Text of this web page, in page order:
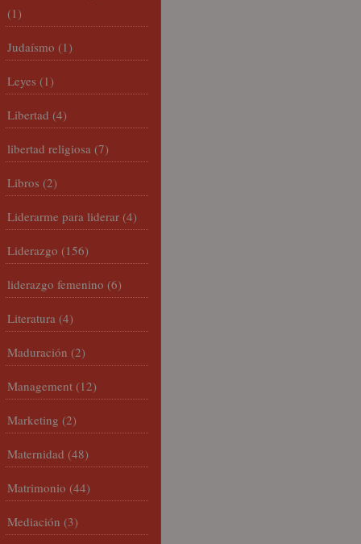
(1)
Judaísmo (1)
Leyes (1)
Libertad (4)
libertad religiosa (7)
Libros (2)
Liderarme para liderar (4)
Liderazgo (156)
liderazgo femenino (6)
Literatura (4)
Maduración (2)
Management (12)
Marketing (2)
Maternidad (48)
Matrimonio (44)
Mediación (3)